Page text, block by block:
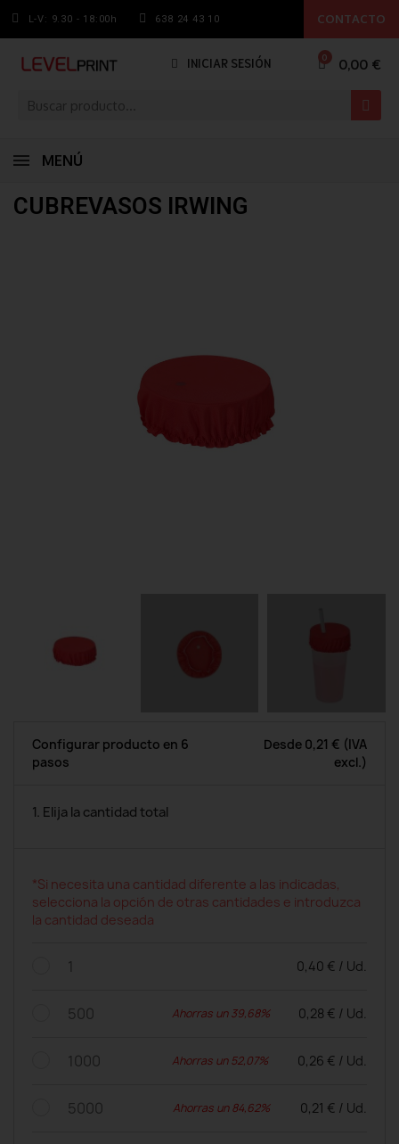
L-V: 9.30 - 18:00h 638 24 43 10 CONTACTO
INICIAR SESIÓN 0,00 €
MENÚ
CUBREVASOS IRWING
Configurar producto en 6
pasos
Desde 0,21 € (IVA
excl.)
1. Elija la cantidad total
*Si necesita una cantidad diferente a las indicadas,
selecciona la opción de otras cantidades e introduzca
la cantidad deseada
1 0,40 € / Ud.
500 Ahorras un 39,68% 0,28 € / Ud.
1000 Ahorras un 52,07% 0,26 € / Ud.
5000 Ahorras un 84,62% 0,21 € / Ud.